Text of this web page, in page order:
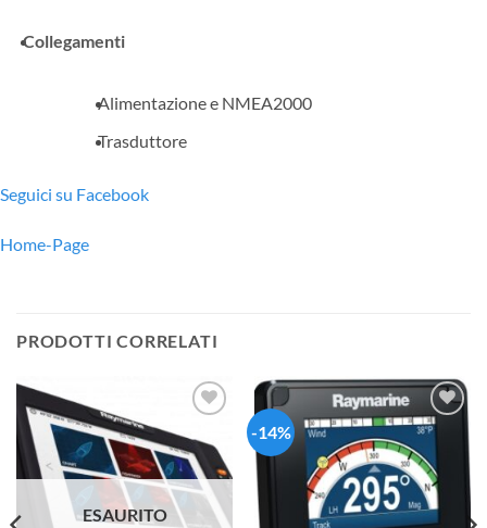
Collegamenti
Alimentazione e NMEA2000
Trasduttore
Seguici su Facebook
Home-Page
PRODOTTI CORRELATI
Aggiungi
alla lista
dei
desideri
ESAURITO
-14%
Aggiungi
alla lista
dei
desideri